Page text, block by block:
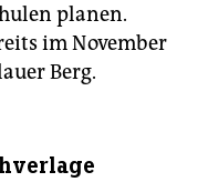
planen.
im November
Berg.